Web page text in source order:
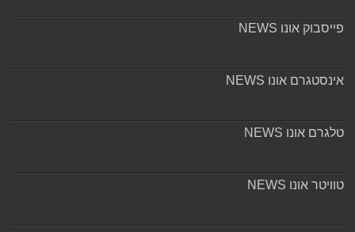
פייסבוק אונו NEWS
אינסטגרם אונו NEWS
טלגרם אונו NEWS
טוויטר אונו NEWS